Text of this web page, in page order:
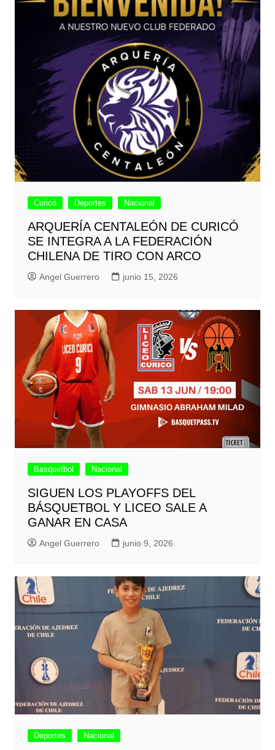
Curicó Deportes Nacional
ARQUERÍA CENTALEÓN DE CURICÓ
SE INTEGRA A LA FEDERACIÓN
CHILENA DE TIRO CON ARCO
Angel Guerrero junio 15, 2026
Basquetbol Nacional
SIGUEN LOS PLAYOFFS DEL
BÁSQUETBOL Y LICEO SALE A
GANAR EN CASA
Angel Guerrero junio 9, 2026
Deportes Nacional